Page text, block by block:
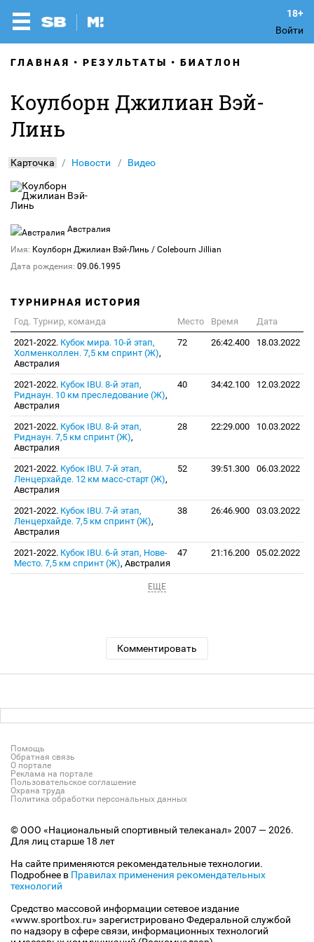
Войти
ГЛАВНАЯ РЕЗУЛЬТАТЫ БИАТЛОН
Коулборн Джилиан Вэй-
Линь
Карточка Новости Видео
Австралия
Имя: Коулборн Джилиан Вэй-Линь / Colebourn Jillian
Дата рождения: 09.06.1995
ТУРНИРНАЯ ИСТОРИЯ
Год. Турнир, команда Место Время
Дата
2021-2022. Кубок мира. 10-й этап,
Холменколлен. 7,5 км спринт (Ж),
Австралия
72 26:42.400 18.03.2022
2021-2022. Кубок IBU. 8-й этап,
Риднаун. 10 км преследование (Ж),
Австралия
40 34:42.100 12.03.2022
2021-2022. Кубок IBU. 8-й этап,
Риднаун. 7,5 км спринт (Ж),
Австралия
28 22:29.000 10.03.2022
2021-2022. Кубок IBU. 7-й этап,
Ленцерхайде. 12 км масс-старт (Ж),
Австралия
52 39:51.300 06.03.2022
2021-2022. Кубок IBU. 7-й этап,
Ленцерхайде. 7,5 км спринт (Ж),
Австралия
38 26:46.900 03.03.2022
2021-2022. Кубок IBU. 6-й этап, Нове-
Место. 7,5 км спринт (Ж), Австралия
47 21:16.200 05.02.2022
ЕЩЕ
Комментировать
Помощь
Обратная связь
О портале
Реклама на портале
Пользовательское соглашение
Охрана труда
Политика обработки персональных данных
© ООО «Национальный спортивный телеканал» 2007 — 2026.
Для лиц старше 18 лет
На сайте применяются рекомендательные технологии.
Подробнее в Правилах применения рекомендательных
технологий
Средство массовой информации сетевое издание
«www.sportbox.ru» зарегистрировано Федеральной службой
по надзору в сфере связи, информационных технологий